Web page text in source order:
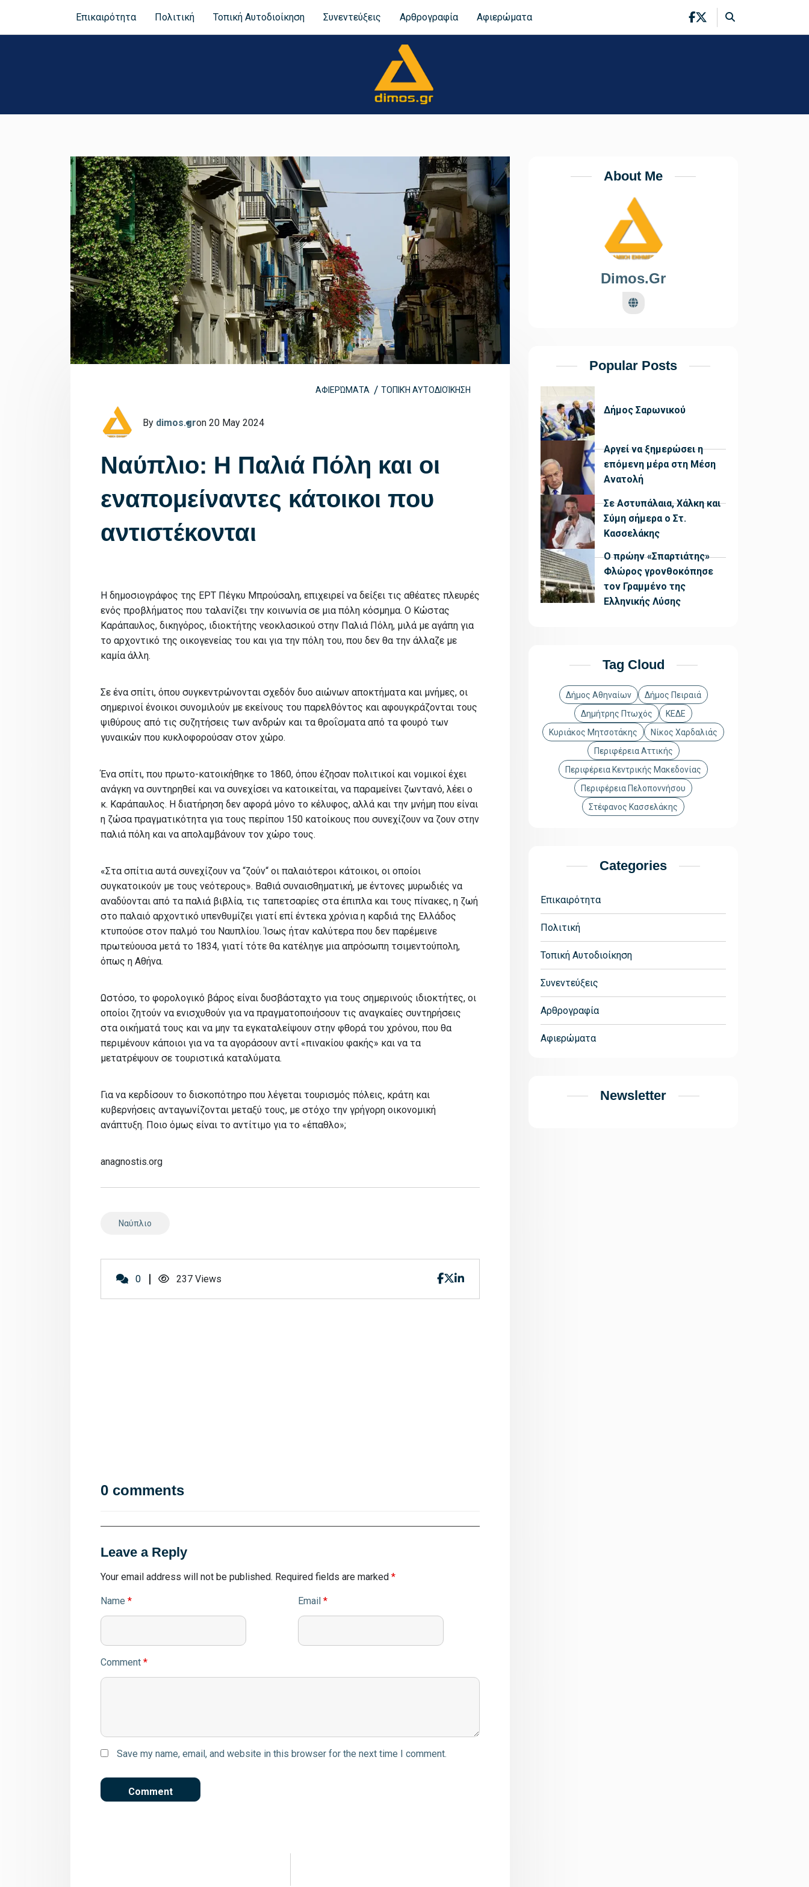
Επικαιρότητα Πολιτική Τοπική Αυτοδιοίκηση Συνεντεύξεις Αρθρογραφία Αφιερώματα
ΑΦΙΕΡΏΜΑΤΑ ΤΟΠΙΚΉ ΑΥΤΟΔΙΟΊΚΗΣΗ
By dimos.gron 20 May 2024
Ναύπλιο: Η Παλιά Πόλη και οι
εναπομείναντες κάτοικοι που
αντιστέκονται
Η δημοσιογράφος της ΕΡΤ Πέγκυ Μπρούσαλη, επιχειρεί να δείξει τις αθέατες πλευρές
ενός προβλήματος που ταλανίζει την κοινωνία σε μια πόλη κόσμημα. Ο Κώστας
Καράπαυλος, δικηγόρος, ιδιοκτήτης νεοκλασικού στην Παλιά Πόλη, μιλά με αγάπη για
το αρχοντικό της οικογενείας του και για την πόλη του, που δεν θα την άλλαζε με
καμία άλλη.
Σε ένα σπίτι, όπου συγκεντρώνονται σχεδόν δυο αιώνων αποκτήματα και μνήμες, οι
σημερινοί ένοικοι συνομιλούν με εκείνους του παρελθόντος και αφουγκράζονται τους
ψιθύρους από τις συζητήσεις των ανδρών και τα θροΐσματα από τα φουρό των
γυναικών που κυκλοφορούσαν στον χώρο.
Ένα σπίτι, που πρωτο-κατοικήθηκε το 1860, όπου έζησαν πολιτικοί και νομικοί έχει
ανάγκη να συντηρηθεί και να συνεχίσει να κατοικείται, να παραμείνει ζωντανό, λέει ο
κ. Καράπαυλος. Η διατήρηση δεν αφορά μόνο το κέλυφος, αλλά και την μνήμη που είναι
η ζώσα πραγματικότητα για τους περίπου 150 κατοίκους που συνεχίζουν να ζουν στην
παλιά πόλη και να απολαμβάνουν τον χώρο τους.
«Στα σπίτια αυτά συνεχίζουν να “ζούν“ οι παλαιότεροι κάτοικοι, οι οποίοι
συγκατοικούν με τους νεότερους». Βαθιά συναισθηματική, με έντονες μυρωδιές να
αναδύονται από τα παλιά βιβλία, τις ταπετσαρίες στα έπιπλα και τους πίνακες, η ζωή
στο παλαιό αρχοντικό υπενθυμίζει γιατί επί έντεκα χρόνια η καρδιά της Ελλάδος
κτυπούσε στον παλμό του Ναυπλίου. Ίσως ήταν καλύτερα που δεν παρέμεινε
πρωτεύουσα μετά το 1834, γιατί τότε θα κατέληγε μια απρόσωπη τσιμεντούπολη,
όπως η Αθήνα.
Ωστόσο, το φορολογικό βάρος είναι δυσβάσταχτο για τους σημερινούς ιδιοκτήτες, οι
οποίοι ζητούν να ενισχυθούν για να πραγματοποιήσουν τις αναγκαίες συντηρήσεις
στα οικήματά τους και να μην τα εγκαταλείψουν στην φθορά του χρόνου, που θα
περιμένουν κάποιοι για να τα αγοράσουν αντί «πινακίου φακής» και να τα
μετατρέψουν σε τουριστικά καταλύματα.
Για να κερδίσουν το δισκοπότηρο που λέγεται τουρισμός πόλεις, κράτη και
κυβερνήσεις ανταγωνίζονται μεταξύ τους, με στόχο την γρήγορη οικονομική
ανάπτυξη. Ποιο όμως είναι το αντίτιμο για το «έπαθλο»;
anagnostis.org
Ναύπλιο
0 237 Views
0 comments
Leave a Reply
Your email address will not be published. Required fields are marked *
Name * Email *
Comment *
Save my name, email, and website in this browser for the next time I comment.
About Me
Dimos.gr
Popular Posts
Δήμος Σαρωνικού
Αργεί να ξημερώσει η
επόμενη μέρα στη Μέση
Ανατολή
Σε Αστυπάλαια, Χάλκη και
Σύμη σήμερα ο Στ.
Κασσελάκης
Ο πρώην «Σπαρτιάτης»
Φλώρος γρονθοκόπησε
τον Γραμμένο της
Ελληνικής Λύσης
Tag Cloud
Δήμος Αθηναίων
Δήμος Πειραιά
Δημήτρης Πτωχός
ΚΕΔΕ
Κυριάκος Μητσοτάκης
Νίκος Χαρδαλιάς
Περιφέρεια Αττικής
Περιφέρεια Κεντρικής Μακεδονίας
Περιφέρεια Πελοποννήσου
Στέφανος Κασσελάκης
Categories
Επικαιρότητα
Πολιτική
Τοπική Αυτοδιοίκηση
Συνεντεύξεις
Αρθρογραφία
Αφιερώματα
Newsletter